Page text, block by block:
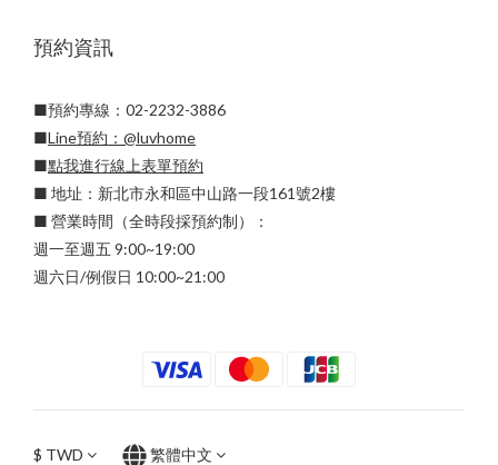
預約資訊
■預約專線：02-2232-3886
■Line預約： @luvhome
■點我進行線上表單預約
■ 地址：新北市永和區中山路一段161號2樓
■ 營業時間（全時段採預約制）：
週一至週五 9:00~19:00
週六日/例假日 10:00~21:00
$ TWD 繁體中文